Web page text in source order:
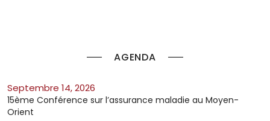
AGENDA
septembre 14, 2026
15ème Conférence sur l’assurance maladie au Moyen-
Orient